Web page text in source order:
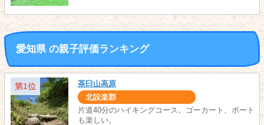
愛知県 の親子評価ランキング
第1位 茶臼山高原
北設楽郡
片道40分のハイキングコース。ゴーカート、ボート
も楽しい。